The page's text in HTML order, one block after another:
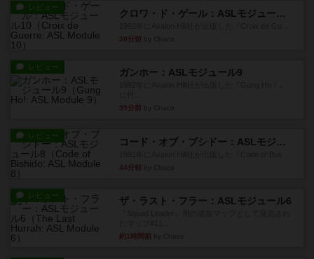
レビュー
クロワ・ド・ゲール：ASLモジュール10
30分前
レビュー ガンホー：ASLモジュール9
39分前
レビュー
コード・オブ・ブシドー：ASLモジュール8
44分前
レビュー ザ・ラスト・フラー：ASLモジュール6
約1時間前